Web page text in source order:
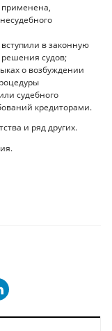
применена,
в законную
судов;
о возбуждении
судебного
кредиторами.
и ряд других.
и чего ждать от